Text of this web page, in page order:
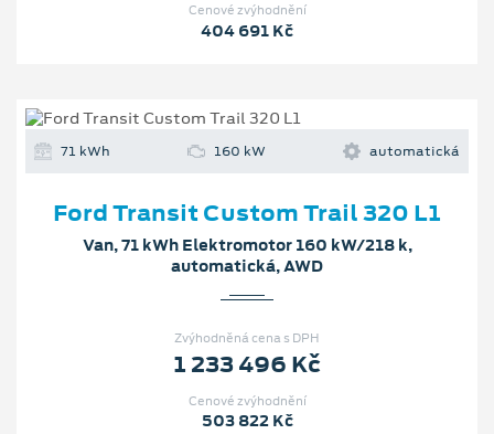
Cenové zvýhodnění
404 691 Kč
71 kWh 160 kW automatická
Ford Transit Custom Trail 320 L1
Van, 71 kWh Elektromotor 160 kW/218 k,
automatická, AWD
Zvýhodněná cena s DPH
1 233 496 Kč
Cenové zvýhodnění
503 822 Kč